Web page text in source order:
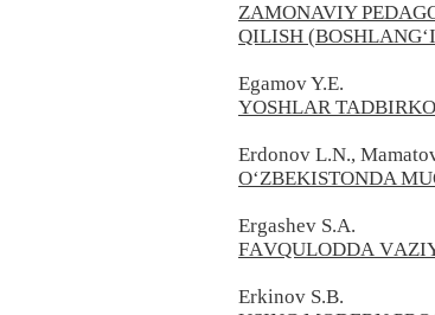
ZAMONAVIY
QILISH
Egamov Y.E.
YOSHLAR
Erdonov L.N.,
O‘ZBEKISTONDA
Ergаshev S.А.
FАVQULODDА
Erkinov S.B.